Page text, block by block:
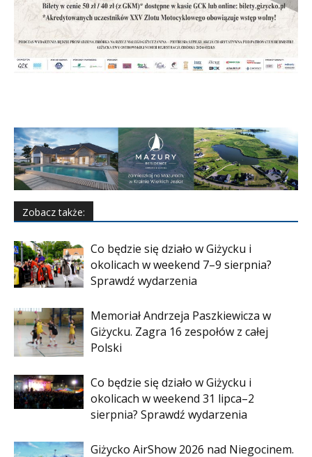
Zobacz także:
Co będzie się działo w Giżycku i
okolicach w weekend 7–9 sierpnia?
Sprawdź wydarzenia
Memoriał Andrzeja Paszkiewicza w
Giżycku. Zagra 16 zespołów z całej
Polski
Co będzie się działo w Giżycku i
okolicach w weekend 31 lipca–2
sierpnia? Sprawdź wydarzenia
Giżycko AirShow 2026 nad Niegocinem.